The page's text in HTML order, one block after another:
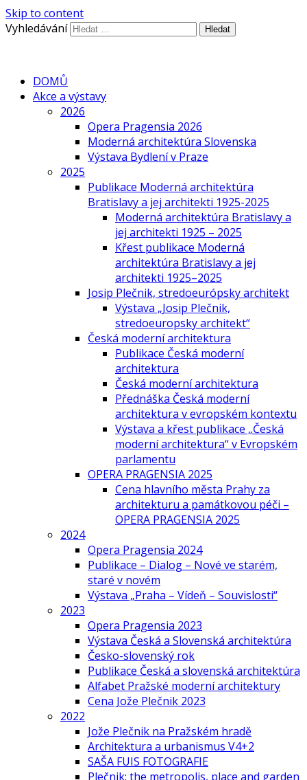
Skip to content
Vyhledávání
DOMŮ
Akce a výstavy
2026
Opera Pragensia 2026
Moderná architektúra Slovenska
Výstava Bydlení v Praze
2025
Publikace Moderná architektúra
Bratislavy a jej architekti 1925-2025
Moderná architektúra Bratislavy a
jej architekti 1925 – 2025
Křest publikace Moderná
architektúra Bratislavy a jej
architekti 1925–2025
Josip Plečnik, stredoeurópsky architekt
Výstava „Josip Plečnik,
stredoeuropsky architekt“
Česká moderní architektura
Publikace Česká moderní
architektura
Česká moderní architektura
Přednáška Česká moderní
architektura v evropském kontextu
Výstava a křest publikace „Česká
moderní architektura“ v Evropském
parlamentu
OPERA PRAGENSIA 2025
Cena hlavního města Prahy za
architekturu a památkovou péči –
OPERA PRAGENSIA 2025
2024
Opera Pragensia 2024
Publikace – Dialog – Nové ve starém,
staré v novém
Výstava „Praha – Vídeň – Souvislosti“
2023
Opera Pragensia 2023
Výstava Česká a Slovenská architektúra
Česko-slovenský rok
Publikace Česká a slovenská architektúra
Alfabet Pražské moderní architektury
Cena Jože Plečnik 2023
2022
Jože Plečnik na Pražském hradě
Architektura a urbanismus V4+2
SAŠA FUIS FOTOGRAFIE
Plečnik: the metropolis, place and garden